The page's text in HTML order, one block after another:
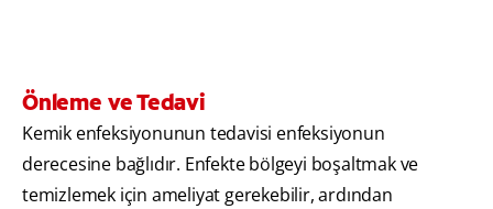
Önleme ve Tedavi
Kemik enfeksiyonunun tedavisi enfeksiyonun
derecesine bağlıdır. Enfekte bölgeyi boşaltmak ve
temizlemek için ameliyat gerekebilir, ardından